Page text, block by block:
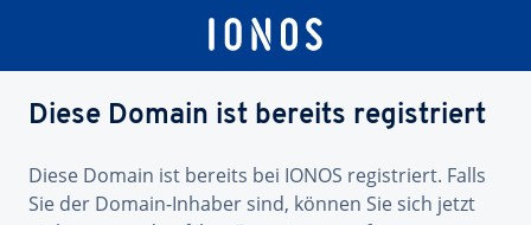
Diese Domain ist bereits registriert
Diese Domain ist bereits bei IONOS registriert. Falls
Sie der Domain-Inhaber sind, können Sie sich jetzt